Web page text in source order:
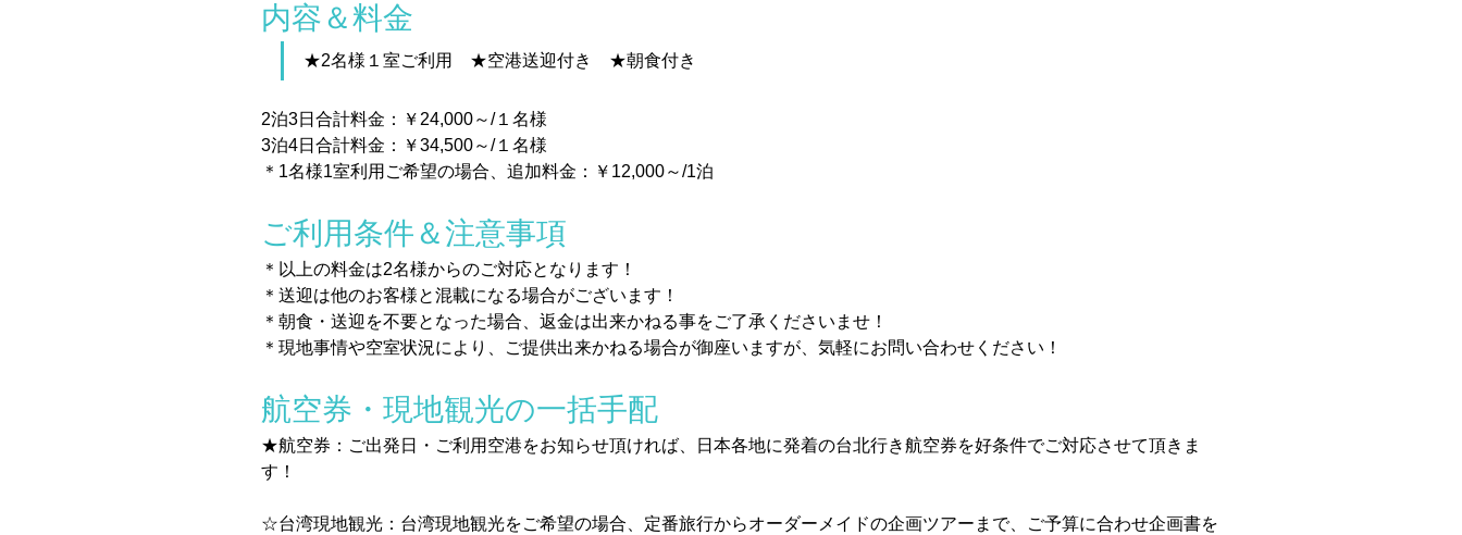
内容＆料金
★2名様１室ご利用　★空港送迎付き　★朝食付き
2泊3日合計料金：￥24,000～/１名様
3泊4日合計料金：￥34,500～/１名様
＊1名様1室利用ご希望の場合、追加料金：￥12,000～/1泊
ご利用条件＆注意事項
＊以上の料金は2名様からのご対応となります！
＊送迎は他のお客様と混載になる場合がございます！
＊朝食・送迎を不要となった場合、返金は出来かねる事をご了承くださいませ！
＊現地事情や空室状況により、ご提供出来かねる場合が御座いますが、気軽にお問い合わせください！
航空券・現地観光の一括手配
★航空券：ご出発日・ご利用空港をお知らせ頂ければ、日本各地に発着の台北行き航空券を好条件でご対応させて頂きま
す！
☆台湾現地観光：台湾現地観光をご希望の場合、定番旅行からオーダーメイドの企画ツアーまで、ご予算に合わせ企画書を